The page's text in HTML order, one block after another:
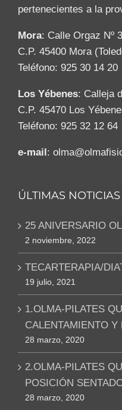
pertenecientes a la
Mora: Calle Orgaz Nº
C.P. 45400 Mora
Teléfono: 925 30 14 20
Los Yébenes: Calleja
C.P. 45470 Los
Teléfono: 925 32 12 64
e-mail :
ÚLTIMAS NOTICIAS
25 ANIVERSARIO
2 noviembre, 2022
TECARTERAPIA/
19 julio, 2021
1.OLMA-PILATES
CALENTAMIENTO
28 marzo, 2020
2.OLMA-PILATES
POSICIÓN
28 marzo, 2020